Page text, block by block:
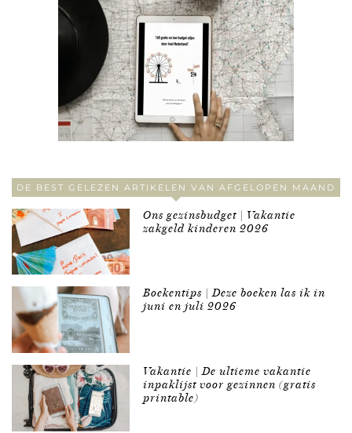
DE BEST GELEZEN ARTIKELEN VAN AFGELOPEN MAAND
Ons gezinsbudget | Vakantie
zakgeld kinderen 2026
Boekentips | Deze boeken las ik in
juni en juli 2026
Vakantie | De ultieme vakantie
inpaklijst voor gezinnen (gratis
printable)